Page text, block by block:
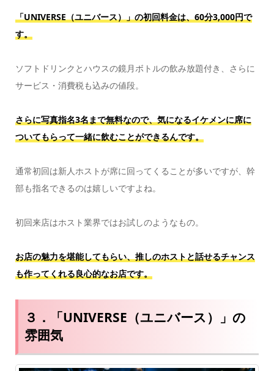
「UNIVERSE（ユニバース）」の初回料金は、60分3,000円で
す。
ソフトドリンクとハウスの鏡月ボトルの飲み放題付き、さらに
サービス・消費税も込みの値段。
さらに写真指名3名まで無料なので、気になるイケメンに席に
ついてもらって一緒に飲むことができるんです。
通常初回は新人ホストが席に回ってくることが多いですが、幹
部も指名できるのは嬉しいですよね。
初回来店はホスト業界ではお試しのようなもの。
お店の魅力を堪能してもらい、推しのホストと話せるチャンス
も作ってくれる良心的なお店です。
３．「UNIVERSE（ユニバース）」の
雰囲気